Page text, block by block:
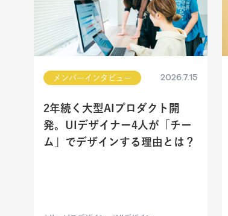
メンバーインタビュー 2026.7.15
2年続く大型AIプロダクト開
発。UIデザイナー4人が「チー
ム」でデザインする理由とは？